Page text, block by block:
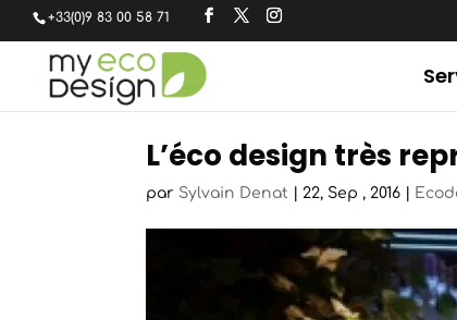
+33(0)9 83 00 58 71
L’éco design très
par Sylvain Denat 22, Sep , 2016